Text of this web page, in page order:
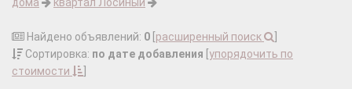
дома
квартал Лосиный
Найдено объявлений: 0 расширенный поиск
Сортировка: по дате добавления упорядочить по
стоимости